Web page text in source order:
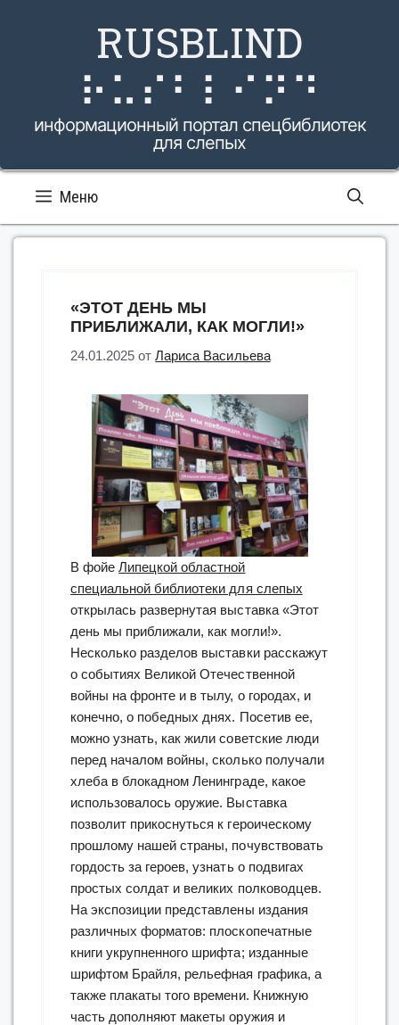
RUSBLIND
⠗⠥⠎⠃⠇⠊⠝⠙
информационный портал спецбиблиотек
для слепых
Меню
«ЭТОТ ДЕНЬ МЫ
ПРИБЛИЖАЛИ, КАК МОГЛИ!»
24.01.2025 отЛариса Васильева
В фойеЛипецкой областной
специальной библиотеки для слепых
открылась развернутая выставка «Этот
день мы приближали, как могли!».
Несколько разделов выставки расскажут
о событиях Великой Отечественной
войны на фронте и в тылу, о городах, и
конечно, о победных днях. Посетив ее,
можно узнать, как жили советские люди
перед началом войны, сколько получали
хлеба в блокадном Ленинграде, какое
использовалось оружие. Выставка
позволит прикоснуться к героическому
прошлому нашей страны, почувствовать
гордость за героев, узнать о подвигах
простых солдат и великих полководцев.
На экспозиции представлены издания
различных форматов: плоскопечатные
книги укрупненного шрифта; изданные
шрифтом Брайля, рельефная графика, а
также плакаты того времени. Книжную
часть дополняют макеты оружия и